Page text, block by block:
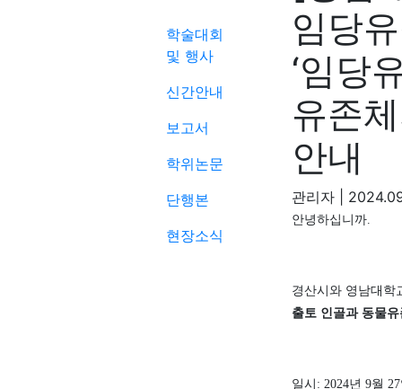
학술대회
및 행사
신간안내
보고서
학위논문
단행본
현장소식
임당
‘임당
유존
안내
관리자
안녕하십니까.
경산시와 영남대
출토 인골과 동물
일시 : 2024년 9월 27